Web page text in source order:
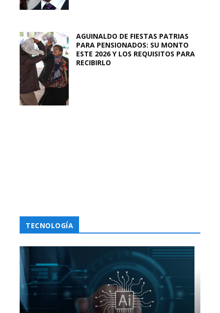
AGUINALDO DE FIESTAS PATRIAS
PARA PENSIONADOS: SU MONTO
ESTE 2026 Y LOS REQUISITOS PARA
RECIBIRLO
TECNOLOGÍA